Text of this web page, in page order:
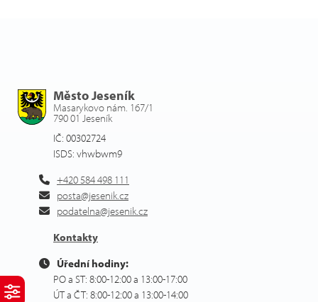
Město Jeseník
Masarykovo nám. 167/1
790 01 Jeseník
IČ: 00302724
ISDS: vhwbwm9
+420 584 498 111
posta@jesenik.cz
podatelna@jesenik.cz
Kontakty
Úřední hodiny:
PO a ST: 8:00-12:00 a 13:00-17:00
ÚT a ČT: 8:00-12:00 a 13:00-14:00